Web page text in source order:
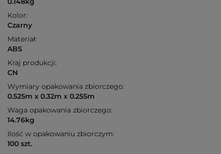
Kolor:
Czarny
Materiał:
ABS
Kraj produkcji:
CN
Wymiary opakowania zbiorczego:
0.525m x 0.32m x 0.255m
Waga opakowania zbiorczego:
14.76kg
Ilość w opakowaniu zbiorczym:
100 szt.